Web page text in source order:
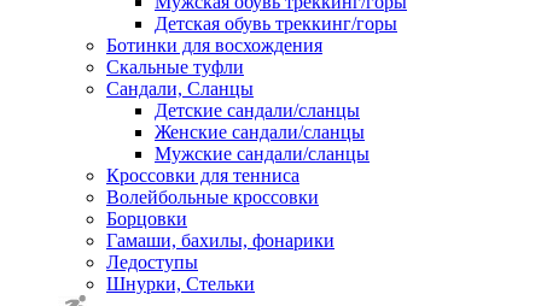
Детская обувь треккинг/горы
Ботинки для восхождения
Скальные туфли
Сандали, Сланцы
Детские сандали/сланцы
Женские сандали/сланцы
Мужские сандали/сланцы
Кроссовки для тенниса
Волейбольные кроссовки
Борцовки
Гамаши, бахилы, фонарики
Ледоступы
Шнурки, Стельки